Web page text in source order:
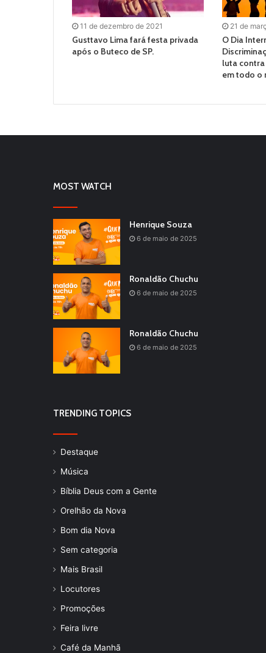
11 de dezembro de 2021
Gusttavo Lima fará festa privada
após o Buteco de SP.
21 de
O Dia
luta
em todo o
MOST WATCH
Henrique Souza
6 de maio de 2025
Ronaldão Chuchu
6 de maio de 2025
Ronaldão Chuchu
6 de maio de 2025
TRENDING TOPICS
Destaque
Música
Bíblia Deus com a Gente
Orelhão da Nova
Bom dia Nova
Sem categoria
Mais Brasil
Locutores
Promoções
Feira livre
Café da Manhã